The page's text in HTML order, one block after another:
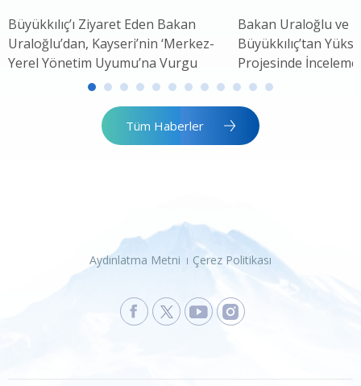
Büyükkılıç’ı Ziyaret Eden Bakan
Uraloğlu’dan, Kayseri’nin ‘Merkez-
Yerel Yönetim Uyumu’na Vurgu
Bakan Uraloğlu ve
Büyükkılıç’tan
Projesinde İnceleme
Tüm Haberler
Aydınlatma Metni Çerez Politikası